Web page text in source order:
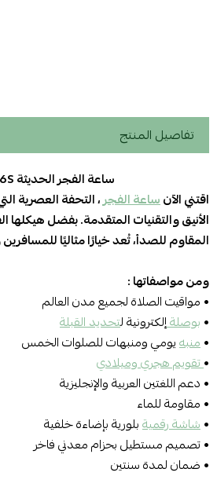
تفاصيل المنتج
ساعة الفجر الحديثة WS-06S
اقتني الآنساعة الفجر، التحفة العصرية
الأنيق والتقنيات المتقدمة. بفضل هيكلها
المقاوم للصدأ، تُعد خيارًا مثاليًا
ومن مواصفاتها :
• مواقيت الصلاة لجميع مدن العالم
• بوصلةإلكترونية لتحديد القبلة
•منبهيومي ومنبهات للصلوات الخمس
•تقويم هجري وميلادي
• دعم اللغتين العربية والإنجليزية
• مقاومة للماء
•شاشة رقميةبلورية بإضاءة خلفية
• تصميم مستطيل بحزام معدني فاخر
• ضمان لمدة سنتين